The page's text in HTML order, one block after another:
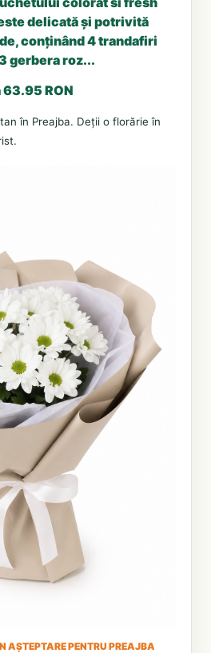
delicată și potrivită
conținând 4 trandafiri
gerbera roz...
63.95 RON
în Preajba. Deții o florărie în
AȘTEPTARE PENTRU PREAJBA